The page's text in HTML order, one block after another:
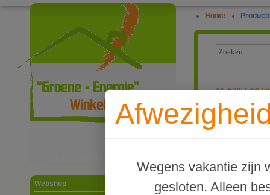
Webshop
Home |
Wegens vakantie zijn
gesloten. Alleen
<<terug naar
Luxe